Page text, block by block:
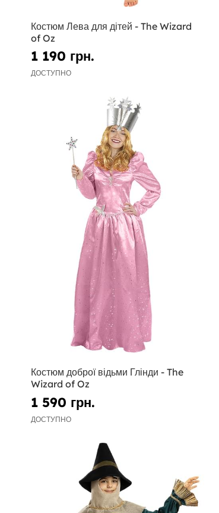
Костюм Лева для дітей - The Wizard
of Oz
1 190 грн.
ДОСТУПНО
Костюм доброї відьми Глінди - The
Wizard of Oz
1 590 грн.
ДОСТУПНО